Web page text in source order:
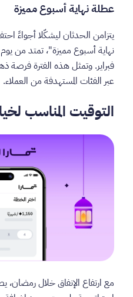
عطلة نهاية أسبوع مميزة
يتزامن الحدثان ليشكّلا أجواءً
فبراير. وتمثل هذه الفترة فرصة
عبر الفئات المستهدفة من العملاء.
التوقيت المناسب
مع ارتفاع الإنفاق خلال